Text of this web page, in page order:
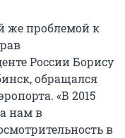
же проблемой к
России Борису
обращался
«В 2015
нам в
в